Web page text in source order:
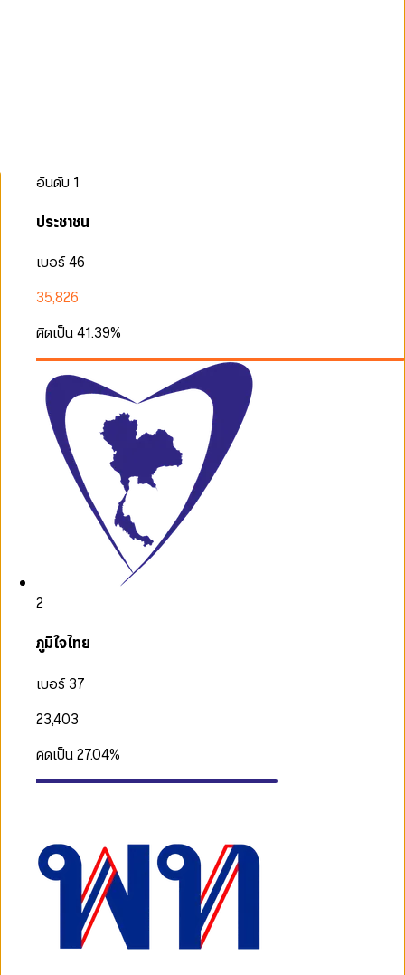
อันดับ 1
ประชาชน
เบอร์ 46
35,826
คิดเป็น41.39%
2
ภูมิใจไทย
เบอร์ 37
23,403
คิดเป็น27.04%